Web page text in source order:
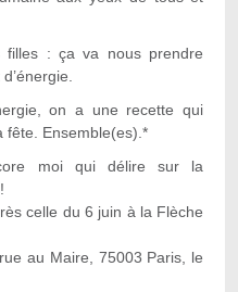
filles : ça va nous prendre
on a une recette qui
fête. Ensemble(es).*
moi qui délire sur la
celle du 6 juin à la Flèche
au Maire, 75003 Paris, le